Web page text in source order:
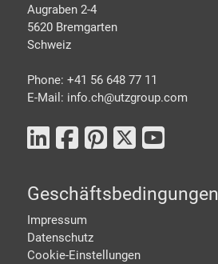
Augraben 2-4
5620 Bremgarten
Schweiz
Phone: +41 56 648 77 11
E-Mail: info.ch@utzgroup.com
Geschäftsbedingungen
Impressum
Datenschutz
Cookie-Einstellungen